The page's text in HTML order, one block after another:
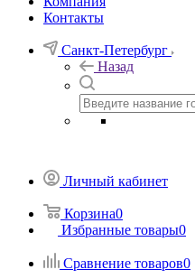
Контакты
Санкт-Петербург
Назад
Личный кабинет
Корзина0
Избранные товары0
Сравнение товаров0